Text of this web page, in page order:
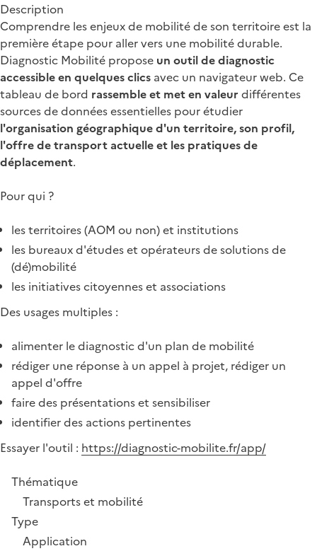
Description
Comprendre les enjeux de mobilité de son territoire est la
première étape pour aller vers une mobilité durable.
Diagnostic Mobilité propose un outil de diagnostic
accessible en quelques clics avec un navigateur web. Ce
tableau de bord rassemble et met en valeur différentes
sources de données essentielles pour étudier
l'organisation géographique d'un territoire, son profil,
l'offre de transport actuelle et les pratiques de
déplacement.
Pour qui ?
les territoires (AOM ou non) et institutions
les bureaux d'études et opérateurs de solutions de
(dé)mobilité
les initiatives citoyennes et associations
Des usages multiples :
alimenter le diagnostic d'un plan de mobilité
rédiger une réponse à un appel à projet, rédiger un
appel d'offre
faire des présentations et sensibiliser
identifier des actions pertinentes
Essayer l'outil : https://diagnostic-mobilite.fr/app/
Thématique
Transports et mobilité
Type
Application